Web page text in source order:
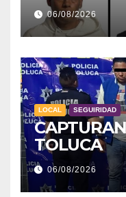
06/08/2026
LOCAL SEGUIRIDAD
TOLUCA
06/08/2026